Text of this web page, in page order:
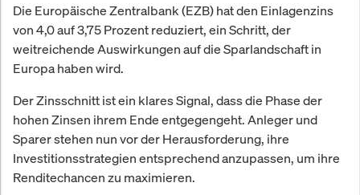
Die Europäische Zentralbank (EZB) hat den Einlagenzins
von 4,0 auf 3,75 Prozent reduziert, ein Schritt, der
weitreichende Auswirkungen auf die Sparlandschaft in
Europa haben wird.
Der Zinsschnitt ist ein klares Signal, dass die Phase der
hohen Zinsen ihrem Ende entgegengeht. Anleger und
Sparer stehen nun vor der Herausforderung, ihre
Investitionsstrategien entsprechend anzupassen, um ihre
Renditechancen zu maximieren.